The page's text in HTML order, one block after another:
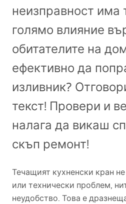
неизправност има
голямо влияние
обитателите на
ефективно да
изливник?
текст! Провери и
налага да викаш
скъп ремонт!
Течащият кухненски кран
или технически проблем,
неудобство. Това е